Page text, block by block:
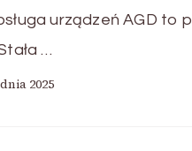
urządzeń AGD to
…
2025